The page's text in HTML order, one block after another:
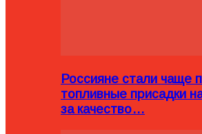
Россияне стали чаще
топливные присадки
за качество…